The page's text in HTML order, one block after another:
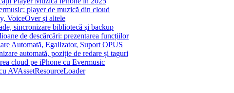
player de muzică din cloud
VoiceOver și altele
sincronizare bibliotecă și backup
de descărcări: prezentarea funcțiilor
Automată, Egalizator, Suport OPUS
automată, poziție de redare și taguri
cloud pe iPhone cu Evermusic
AVAssetResourceLoader